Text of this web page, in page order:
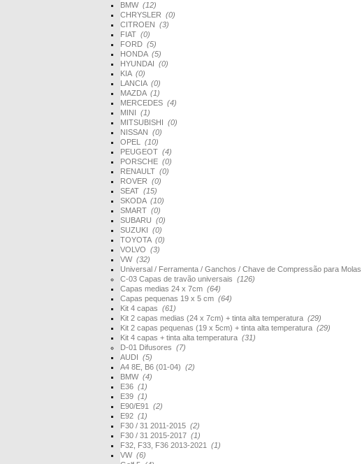
BMW (12)
CHRYSLER (0)
CITROEN (3)
FIAT (0)
FORD (5)
HONDA (5)
HYUNDAI (0)
KIA (0)
LANCIA (0)
MAZDA (1)
MERCEDES (4)
MINI (1)
MITSUBISHI (0)
NISSAN (0)
OPEL (10)
PEUGEOT (4)
PORSCHE (0)
RENAULT (0)
ROVER (0)
SEAT (15)
SKODA (10)
SMART (0)
SUBARU (0)
SUZUKI (0)
TOYOTA (0)
VOLVO (3)
VW (32)
Universal / Ferramenta / Ganchos / Chave de Compressão para Molas
C-03 Capas de travão universais (126)
Capas medias 24 x 7cm (64)
Capas pequenas 19 x 5 cm (64)
Kit 4 capas (61)
Kit 2 capas medias (24 x 7cm) + tinta alta temperatura (29)
Kit 2 capas pequenas (19 x 5cm) + tinta alta temperatura (29)
Kit 4 capas + tinta alta temperatura (31)
D-01 Difusores (7)
AUDI (5)
A4 8E, B6 (01-04) (2)
BMW (4)
E36 (1)
E39 (1)
E90/E91 (2)
E92 (1)
F30 / 31 2011-2015 (2)
F30 / 31 2015-2017 (1)
F32, F33, F36 2013-2021 (1)
VW (6)